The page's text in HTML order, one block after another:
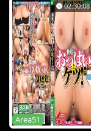
02:30:08
Area51